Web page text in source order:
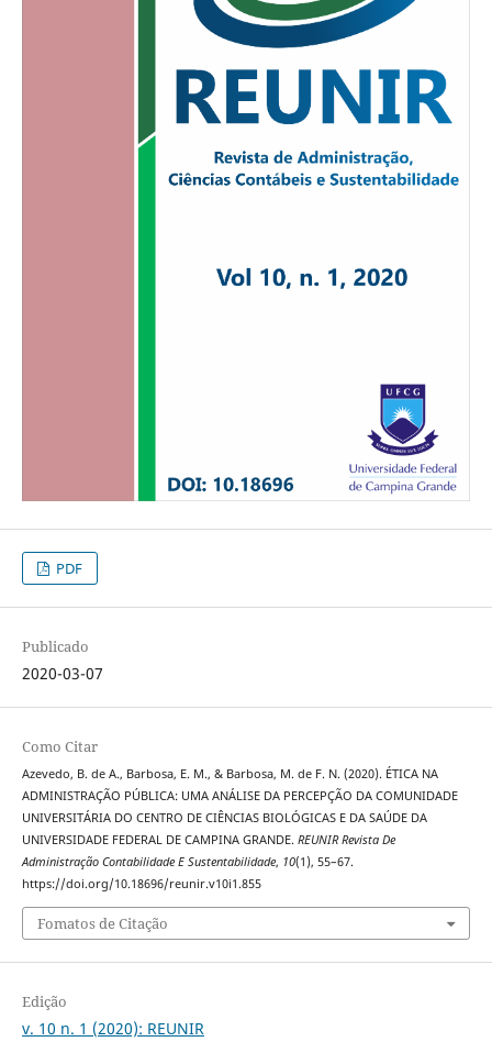
PDF
Publicado
2020-03-07
Como Citar
Azevedo, B. de A., Barbosa, E. M., & Barbosa, M. de F. N. (2020). ÉTICA NA
ADMINISTRAÇÃO PÚBLICA: UMA ANÁLISE DA PERCEPÇÃO DA COMUNIDADE
UNIVERSITÁRIA DO CENTRO DE CIÊNCIAS BIOLÓGICAS E DA SAÚDE DA
UNIVERSIDADE FEDERAL DE CAMPINA GRANDE. REUNIR Revista De
Administração Contabilidade E Sustentabilidade, 10(1), 55–67.
https://doi.org/10.18696/reunir.v10i1.855
Fomatos de Citação
Edição
v. 10 n. 1 (2020): REUNIR